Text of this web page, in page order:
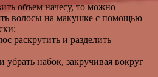
объем начесу, то можно
волосы на макушке с помощью
раскрутить и разделить
набок, закручивая вокруг